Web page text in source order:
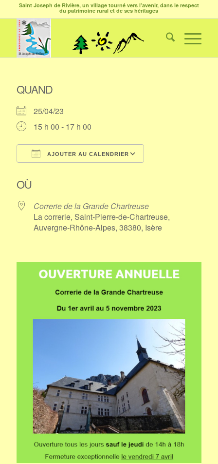
Saint Joseph de Rivière, un village tourné vers l’avenir, dans le respect
du patrimoine rural et de ses héritages
QUAND
25/04/23
15 h 00 - 17 h 00
AJOUTER AU CALENDRIER
OÙ
Correrie de la Grande Chartreuse
La correrie, Saint-Pierre-de-Chartreuse,
Auvergne-Rhône-Alpes, 38380, Isère